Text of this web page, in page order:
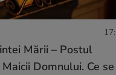
Mării – Postul
Domnului. Ce se